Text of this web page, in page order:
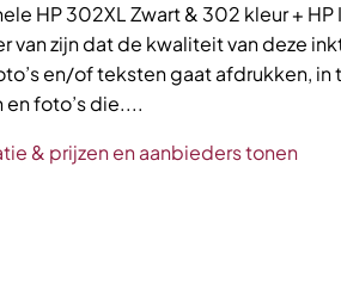
HP 302XL Zwart & 302 kleur +
van zijn dat de kwaliteit van deze
en/of teksten gaat afdrukken,
foto’s die....
& prijzen en aanbieders tonen